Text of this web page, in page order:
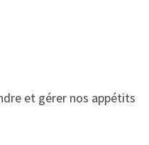
et gérer nos appétits